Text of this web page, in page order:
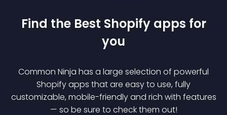
Find the Best Shopify apps for
you
Common Ninja has a large selection of powerful
Shopifyapps that are easy to use, fully
customizable, mobile-friendly and rich with features
— so be sure to check them out!